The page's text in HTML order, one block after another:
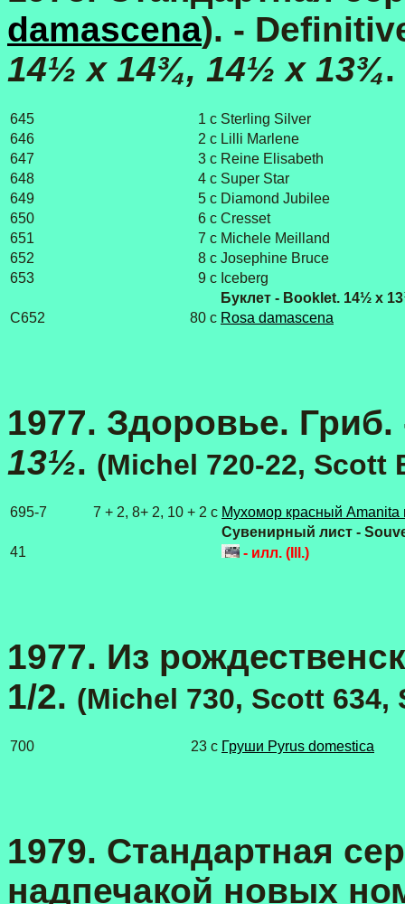
damascena). -
14½ x 14¾, 14½ x 13¾.
645 1 с Sterling Silver
646
2 с Lilli Marlene
647
3 с Reine Elisabeth
648
4 с Super Star
649
5 с Diamond Jubilee
650
6 с Cresset
651
7 с Michele Meilland
652
8 с Josephine Bruce
653
9 с Iceberg
Буклет - Booklet. 14½ x
C652
80 c Rosa damascena
1977. Здоровье.
13½. (Michel 720-22, Scott
695-7 7 + 2, 8+ 2, 10 + 2 c Мухомор красный Amanita
Сувенирный лист -
41
- илл. (Ill.)
1977. Из
1/2. (Michel 730, Scott 634,
700 23 с Груши Pyrus domestica
1979. Стандартная
надпечакой новых